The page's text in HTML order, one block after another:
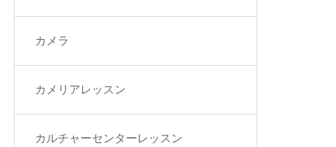
カメラ
カメリアレッスン
カルチャーセンターレッスン